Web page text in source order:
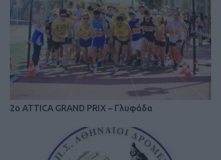
2o ATTICA GRAND PRIX – Γλυφάδα